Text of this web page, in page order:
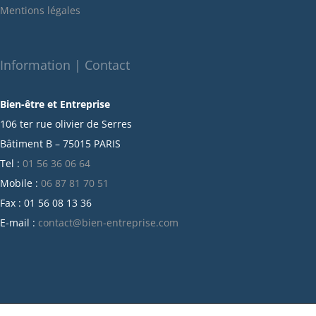
décembre 2021
octobre 2021
juillet 2021
juin 2021
mai 2021
avril 2021
mars 2021
février 2021
janvier 2021
Mentions légales
Information | Contact
Bien-être et Entreprise
106 ter rue olivier de Serres
Bâtiment B – 75015 PARIS
Tel : 01 56 36 06 64
Mobile : 06 87 81 70 51
Fax : 01 56 08 13 36
E-mail : contact@bien-entreprise.com